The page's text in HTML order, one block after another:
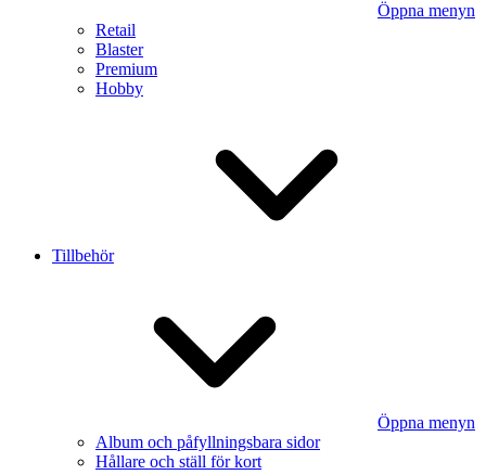
Öppna menyn
Retail
Blaster
Premium
Hobby
Tillbehör
Öppna menyn
Album och påfyllningsbara sidor
Hållare och ställ för kort